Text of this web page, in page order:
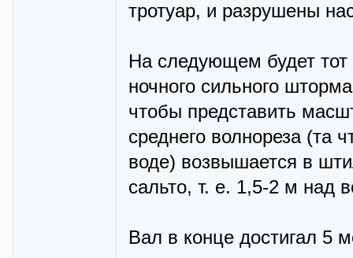
тротуар, и разрушены
На следующем будет
ночного сильного
чтобы представить
среднего волнореза (та
воде) возвышается в
сальто, т. е. 1,5-2 м
Вал в конце достигал 5